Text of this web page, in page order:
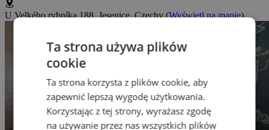
U Velkého rybníka 188, Jesenice, Czechy(Wyświetl na mapie)
Ta strona używa plików
cookie
Ta strona korzysta z plików cookie, aby
zapewnić lepszą wygodę użytkowania.
Korzystając z tej strony, wyrażasz zgodę
na używanie przez nas wszystkich plików